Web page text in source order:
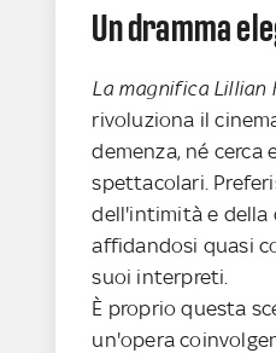
Un dramma
La magnifica Lillian
rivoluziona il
demenza, né cerca
spettacolari.
dell'intimità e della
affidandosi quasi
suoi interpreti.
È proprio questa
un'opera